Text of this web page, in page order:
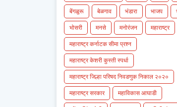
बेंगळुरू
बेळगाव भंडारा भाजप
भोसरी
मनसे मनोरंजन
महाराष्ट्र
महाराष्ट्र कर्नाटक सीमा प्रश्न
महाराष्ट्र केशरी कुस्ती स्पर्धा
महाराष्ट्र जिल्हा परिषद निवडणुक निकाल २०२०
महाराष्ट्र सरकार
महाविकास आघाडी